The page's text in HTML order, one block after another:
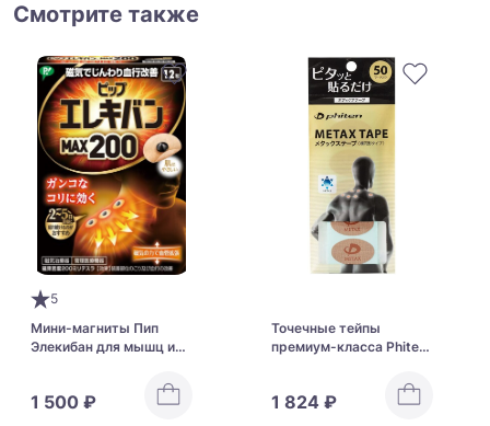
Смотрите также
5
Мини-магниты Пип
Элекибан для мышц и
1 500 ₽
Точечные тейпы
премиум-класса Phiten
1 824 ₽